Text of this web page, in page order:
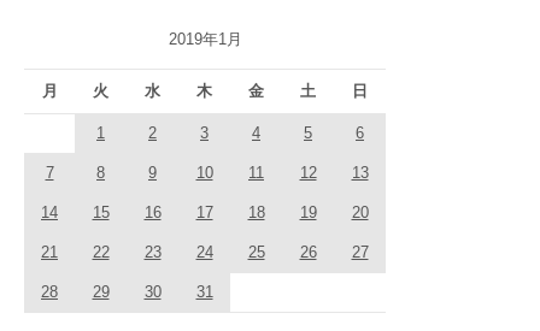
2019年1月
月 火 水 木 金 土 日
1 2 3 4 5 6
7 8 9 10 11 12 13
14 15 16 17 18 19 20
21 22 23 24 25 26 27
28 29 30 31